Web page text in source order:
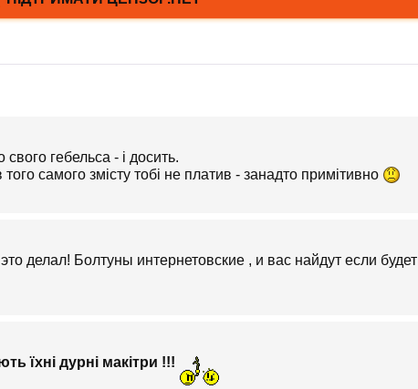
гебельса - і досить.
самого змісту тобі не платив - занадто примітивно
делал! Болтуны интернетовские , и вас найдут если будет
їхні дурні макітри !!!